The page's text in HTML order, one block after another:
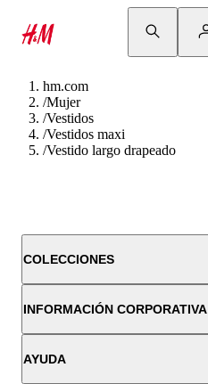
hm.com
/Mujer
/Vestidos
/Vestidos maxi
/Vestido largo drapeado
COLECCIONES
INFORMACIÓN CORPORATIVA
AYUDA